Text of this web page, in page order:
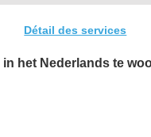
Détail des services
het Nederlands te